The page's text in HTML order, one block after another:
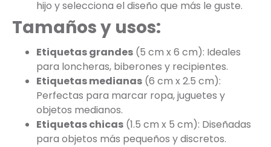
hijo y selecciona el diseño que más le guste.
Tamaños y usos:
Etiquetas grandes (5 cm x 6 cm): Ideales
para loncheras, biberones y recipientes.
Etiquetas medianas (6 cm x 2.5 cm):
Perfectas para marcar ropa, juguetes y
objetos medianos.
Etiquetas chicas (1.5 cm x 5 cm): Diseñadas
para objetos más pequeños y discretos.